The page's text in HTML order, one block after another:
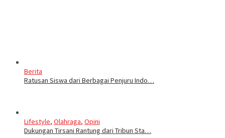
Berita
Ratusan Siswa dari Berbagai Penjuru Indo…
Lifestyle, Olahraga, Opini
Dukungan Tirsani Rantung dari Tribun Sta…